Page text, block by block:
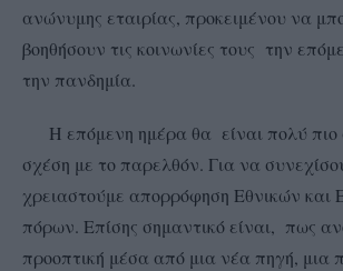
ανώνυμης εταιρίας, προκειμένου να
βοηθήσουν τις κοινωνίες τους την
την πανδημία.
Η επόμενη ημέρα θα είναι πολύ πιο
σχέση με το παρελθόν. Για να
χρειαστούμε απορρόφηση Εθνικών και
πόρων. Επίσης σημαντικό είναι, πως
προοπτική μέσα από μια νέα πηγή, μια